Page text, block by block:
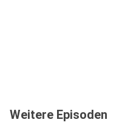
Weitere Episoden